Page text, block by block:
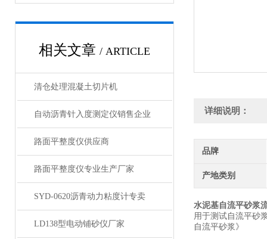
相关文章 / ARTICLE
清仓处理混凝土切片机
自动沥青针入度测定仪销售企业
路面平整度仪供应商
路面平整度仪专业生产厂家
SYD-0620沥青动力粘度计专卖
LD138型电动铺砂仪厂家
详细说明：
品牌
产地类别
水泥基自流平砂浆
用于测试自流平砂
自流平砂浆》